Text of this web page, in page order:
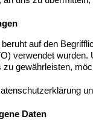
auf den
verwendet
gewährleisten,
Daten